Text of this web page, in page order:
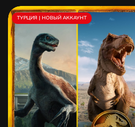
ТУРЦИЯ | НОВЫЙ АККАУНТ